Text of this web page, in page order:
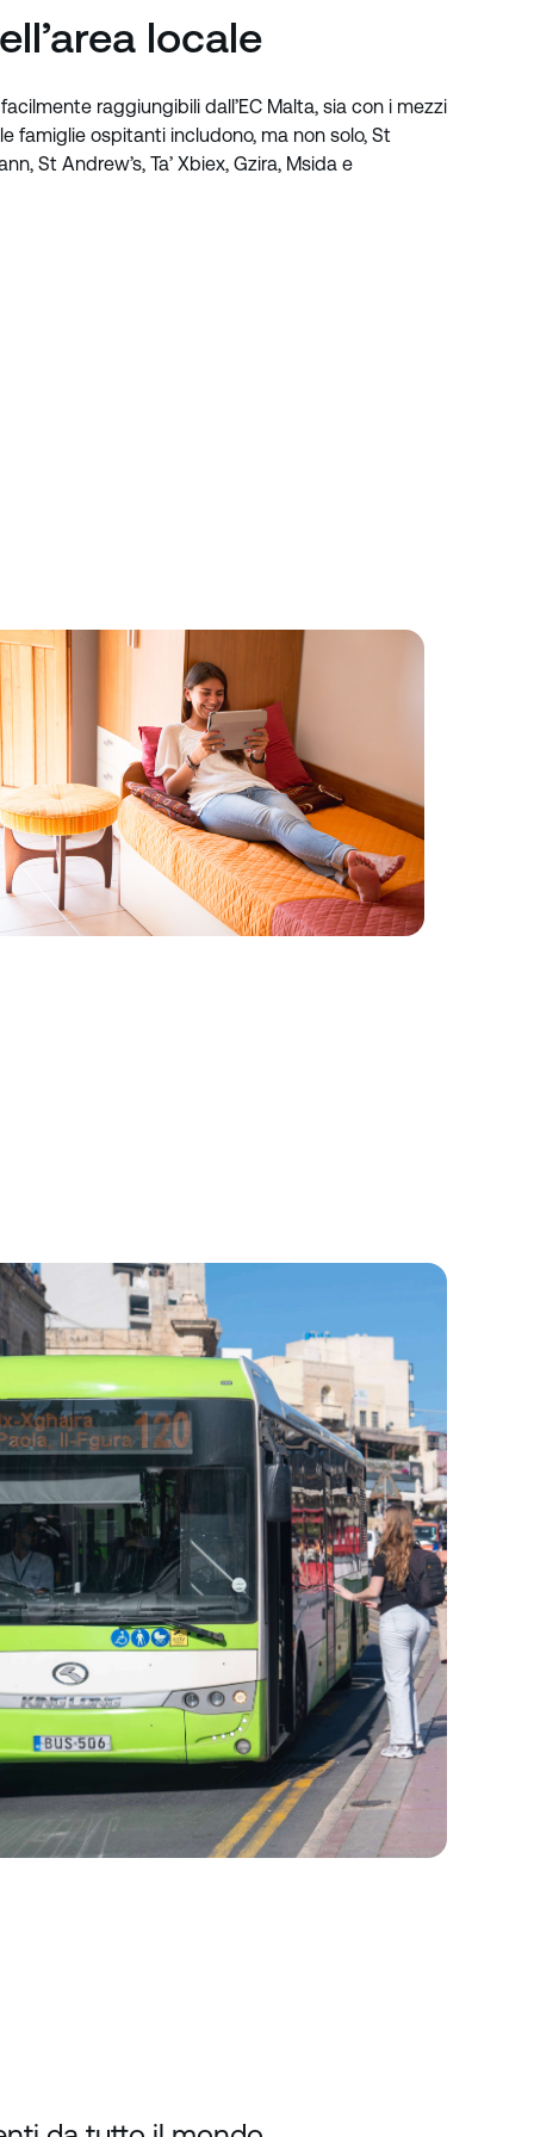
locale
raggiungibili dall’EC Malta, sia con i mezzi
famiglie ospitanti includono, ma non solo, St
St Andrew’s, Ta’ Xbiex, Gzira, Msida e